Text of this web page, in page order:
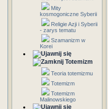
Mity
kosmogoniczne Syberii
Religie Azji i Syberii
- zarys tematu
Szamanizm w
Korei
Totemizm
Teoria totemizmu
Totemizm
Totemizm
Malinowskiego